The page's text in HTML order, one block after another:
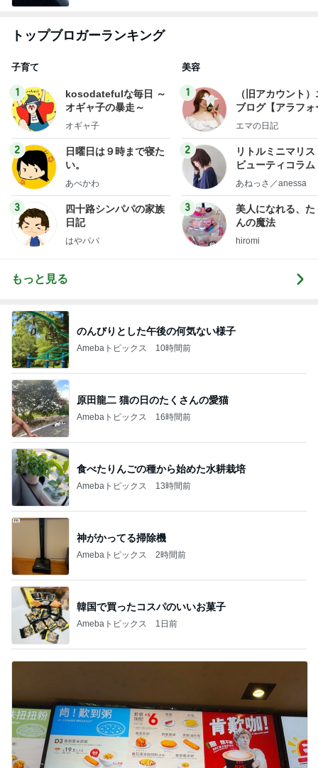
トップブロガーランキング
子育て
1
kosodatefulな毎日 ～
オギャ子の暴走～
オギャ子
2
日曜日は９時まで寝た
い。
あべかわ
3
四十路シンパパの家族
日記
はやパパ
美容
1
（旧アカウント
ブログ【アラフォ
社売却セカンドラ
エマの日記
2
リトルミニマリス
ビューティコラ
little
あねっさ／anessa
3
美人になれる、た
んの魔法
hiromi
もっと見る
のんびりとした午後の何気ない様子
Amebaトピックス 10時間前
原田龍二 猫の日のたくさんの愛猫
Amebaトピックス 16時間前
食べたりんごの種から始めた水耕栽培
Amebaトピックス 13時間前
神がかってる掃除機
Amebaトピックス 2時間前
韓国で買ったコスパのいいお菓子
Amebaトピックス 1日前